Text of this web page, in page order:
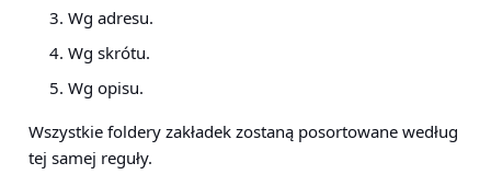
Wg adresu.
Wg skrótu.
Wg opisu.
Wszystkie foldery zakładek zostaną posortowane według
tej samej reguły.